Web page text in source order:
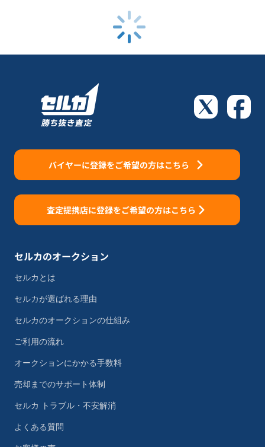
バイヤーに登録をご希望の方はこちら
査定提携店に登録をご希望の方はこちら
セルカのオークション
セルカとは
セルカが選ばれる理由
セルカのオークションの仕組み
ご利用の流れ
オークションにかかる手数料
売却までのサポート体制
セルカ トラブル・不安解消
よくある質問